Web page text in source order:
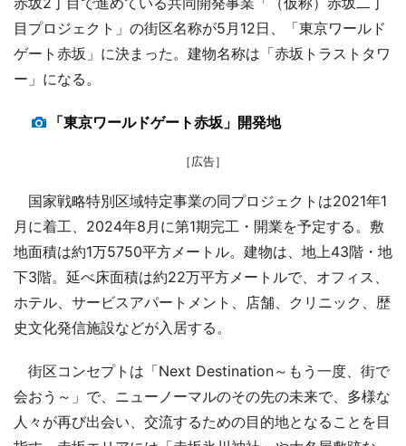
目プロジェクト」の街区名称が5月12日、「東京ワールド
ゲート赤坂」に決まった。建物名称は「赤坂トラストタワ
ー」になる。
「東京ワールドゲート赤坂」開発地
［広告］
国家戦略特別区域特定事業の同プロジェクトは2021年1
月に着工、2024年8月に第1期完工・開業を予定する。敷
地面積は約1万5750平方メートル。建物は、地上43階・地
下3階。延べ床面積は約22万平方メートルで、オフィス、
ホテル、サービスアパートメント、店舗、クリニック、歴
史文化発信施設などが入居する。
街区コンセプトは「Next Destination～もう一度、街で
会おう～」で、ニューノーマルのその先の未来で、多様な
人々が再び出会い、交流するための目的地となることを目